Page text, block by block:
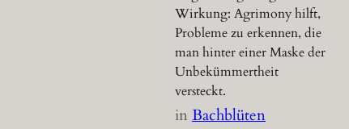
Wirkung: Agrimony hilft,
Probleme zu erkennen, die
man hinter einer Maske der
Unbekümmertheit
versteckt.
inBachblüten